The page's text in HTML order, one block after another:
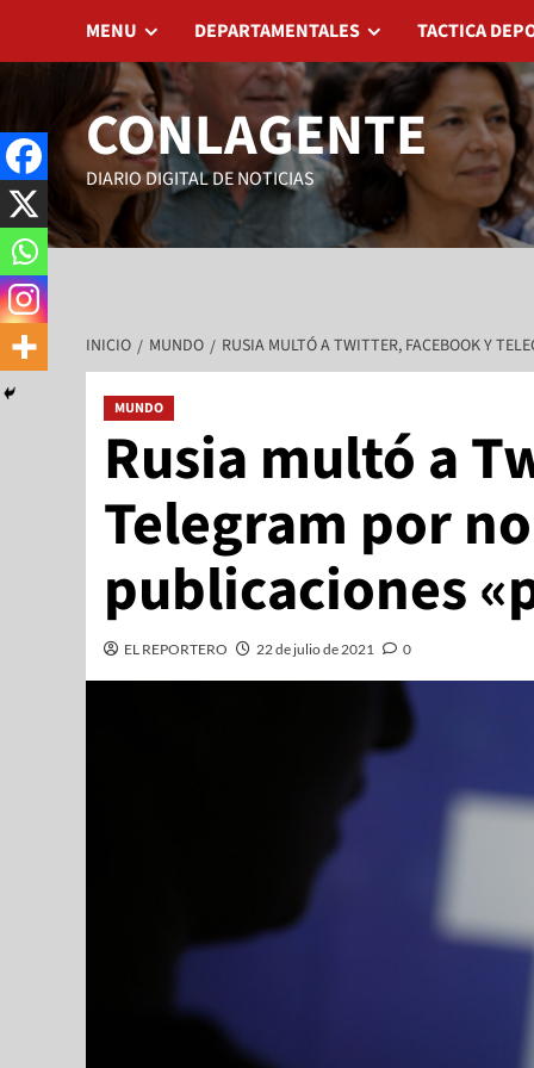
9 de agosto de 2026
CONLAGENTE
DIARIO DIGITAL DE NOTICIAS
MENU DEPARTAMENTALES TACTICA
INICIO MUNDO RUSIA MULTÓ A TWITTER, FACEBOOK Y
MUNDO
Rusia multó a
Telegram por
publicaciones
EL REPORTERO 22 de julio de 2021 0